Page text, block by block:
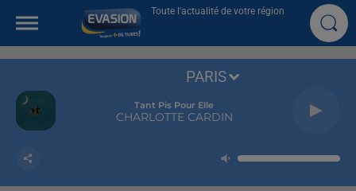
Toute l'actualité de votre région
Tant Pis Pour Elle
CHARLOTTE CARDIN
PARIS